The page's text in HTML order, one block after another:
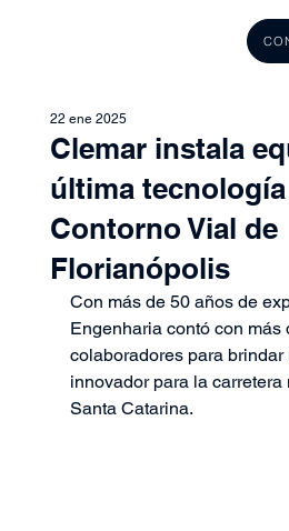
Clemar instala
última
Contorno Vial de
Florianópolis
22 ene 2025
Con más de 50 años de
Engenharia contó con más
colaboradores para brindar
innovador para la
Santa Catarina.